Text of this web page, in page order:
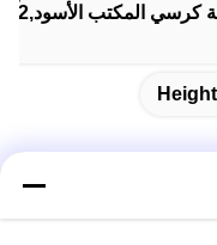
الكرسي المكتبي من 5 ملم